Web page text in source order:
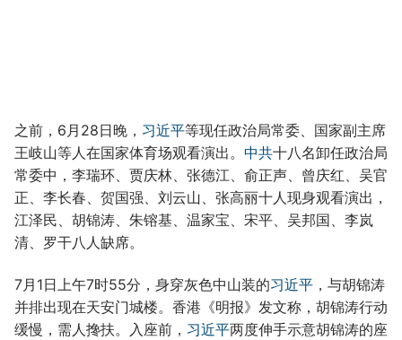
之前，6月28日晚， 习近平等现任政治局常委、国家副主席
王岐山等人在国家体育场观看演出。 中共十八名卸任政治局
常委中，李瑞环、贾庆林、张德江、俞正声、曾庆红、吴官
正、李长春、贺国强、刘云山、张高丽十人现身观看演出，
江泽民、胡锦涛、朱镕基、温家宝、宋平、吴邦国、李岚
清、罗干八人缺席。
7月1日上午7时55分，身穿灰色中山装的习近平 ，与胡锦涛
并排出现在天安门城楼。香港《明报》发文称，胡锦涛行动
缓慢，需人搀扶。入座前， 习近平两度伸手示意胡锦涛的座